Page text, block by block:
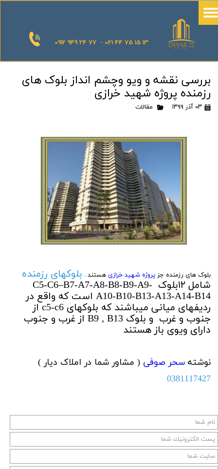
0912 949 24 77 - 021 44 75 15 13
بررسی نقشه و ویو وچشم انداز بلوک های
رزمنده پروژه شهید خرازی
۰۳ آذر ۱۳۹۹ مقالات
بلوک های رزمنده جز پروژه شهید خرازی هستند . بلوکهای رزمنده
شامل ۱۲بلوک C5-C6–B7-A7-A8-B8-B9-A9-
A10- B10-B13-A13-A14-B14 است که واقع در
ردیفهای میانی میباشند که بلوکهای c5-c6 از
جنوب و غرب و بلوک B9 , B13 از غرب و جنوب
دارای ویوی باز هستند
نوشته سحر صوفی ( مشاور شما در املاک دیار )
0381117427